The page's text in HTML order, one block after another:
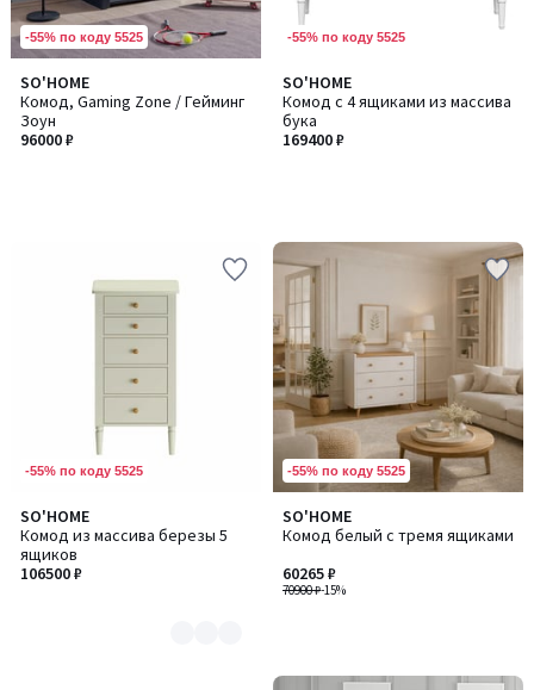
-55% по коду 5525
SO'HOME
Комод, Gaming Zone / Гейминг
Зоун
96000 ₽
-55% по коду 5525
SO'HOME
Комод с 4 ящиками из массива
бука
169400 ₽
-55% по коду 5525
SO'HOME
Комод из массива березы 5
ящиков
106500 ₽
Количество
цветов:
4
-55% по коду 5525
SO'HOME
Комод белый с тремя ящиками
70900 ₽-15%
60265 ₽